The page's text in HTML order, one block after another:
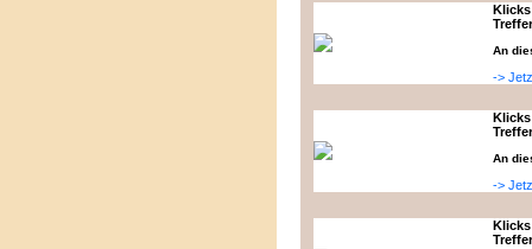
An
->
An
->